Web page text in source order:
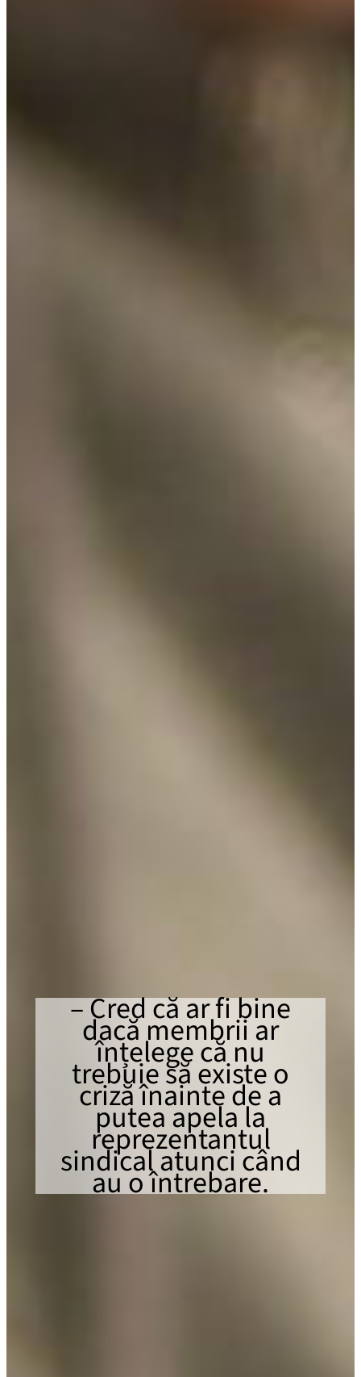
– Cred că ar fi bine
dacă membrii ar
înțelege că nu
trebuie să existe o
criză înainte de a
putea apela la
reprezentantul
sindical atunci când
au o întrebare.